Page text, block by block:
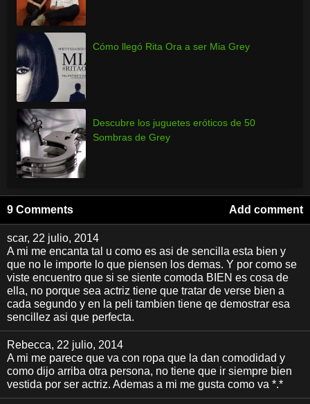
Cómo llegó Rita Ora a ser Mia Grey
Descubre los juguetes eróticos de 50
Sombras de Grey
9 Comments Add comment
scar, 22 julio, 2014
A mi me encanta tal u como es asi de sencilla esta bien y
que no le importe lo que piensen los demas. Y por como se
viste encuentro que si se siente comoda BIEN es cosa de
ella, no porque sea actriz tiene que tratar de verse bien a
cada segundo y en la peli tambien tiene qe demostrar esa
sencillez asi que perfecta.
Rebecca, 22 julio, 2014
A mi me parece que va con ropa que la dan comodidad y
como dijo arriba otra persona, no tiene que ir siempre bien
vestida por ser actriz. Ademas a mi me gusta como va *.*